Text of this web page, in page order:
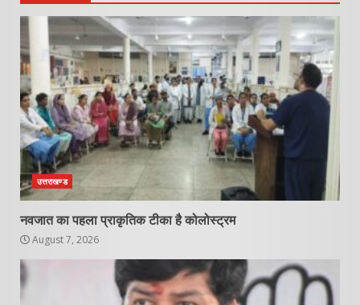
उत्तराखण्ड
नवजात का पहला प्राकृतिक टीका है कोलोस्ट्रम
August 7, 2026